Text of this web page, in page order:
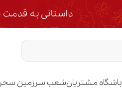
داستانی به
باشگاه مشتریانشعب سرزمین